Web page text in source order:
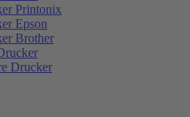
Printonix
Epson
Brother
Drucker